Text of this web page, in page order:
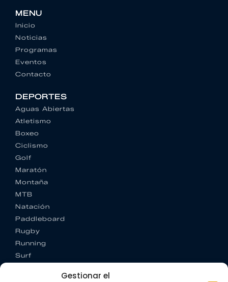
Gestionar el
MENU
Inicio
Noticias
Programas
Eventos
Contacto
DEPORTES
Aguas Abiertas
Atletismo
Boxeo
Ciclismo
Golf
Maratón
Montaña
MTB
Natación
Paddleboard
Rugby
Running
Surf